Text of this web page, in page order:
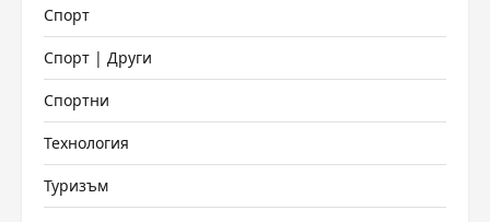
Спорт
Спорт | Други
Спортни
Технология
Туризъм